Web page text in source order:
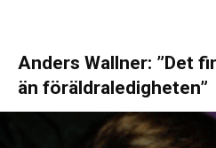
Anders Wallner: ”Det
än föräldraledigheten”